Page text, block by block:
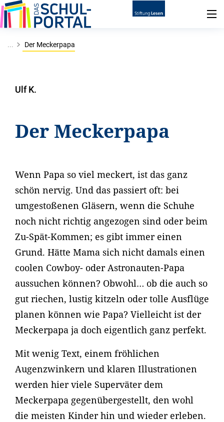
... Der Meckerpapa
Ulf K.
Der Meckerpapa
Wenn Papa so viel meckert, ist das ganz
schön nervig. Und das passiert oft: bei
umgestoßenen Gläsern, wenn die Schuhe
noch nicht richtig angezogen sind oder beim
Zu-Spät-Kommen; es gibt immer einen
Grund. Hätte Mama sich nicht damals einen
coolen Cowboy- oder Astronauten-Papa
aussuchen können? Obwohl… ob die auch so
gut riechen, lustig kitzeln oder tolle Ausflüge
planen können wie Papa? Vielleicht ist der
Meckerpapa ja doch eigentlich ganz perfekt.
Mit wenig Text, einem fröhlichen
Augenzwinkern und klaren Illustrationen
werden hier viele Superväter dem
Meckerpapa gegenübergestellt, den wohl
die meisten Kinder hin und wieder erleben.